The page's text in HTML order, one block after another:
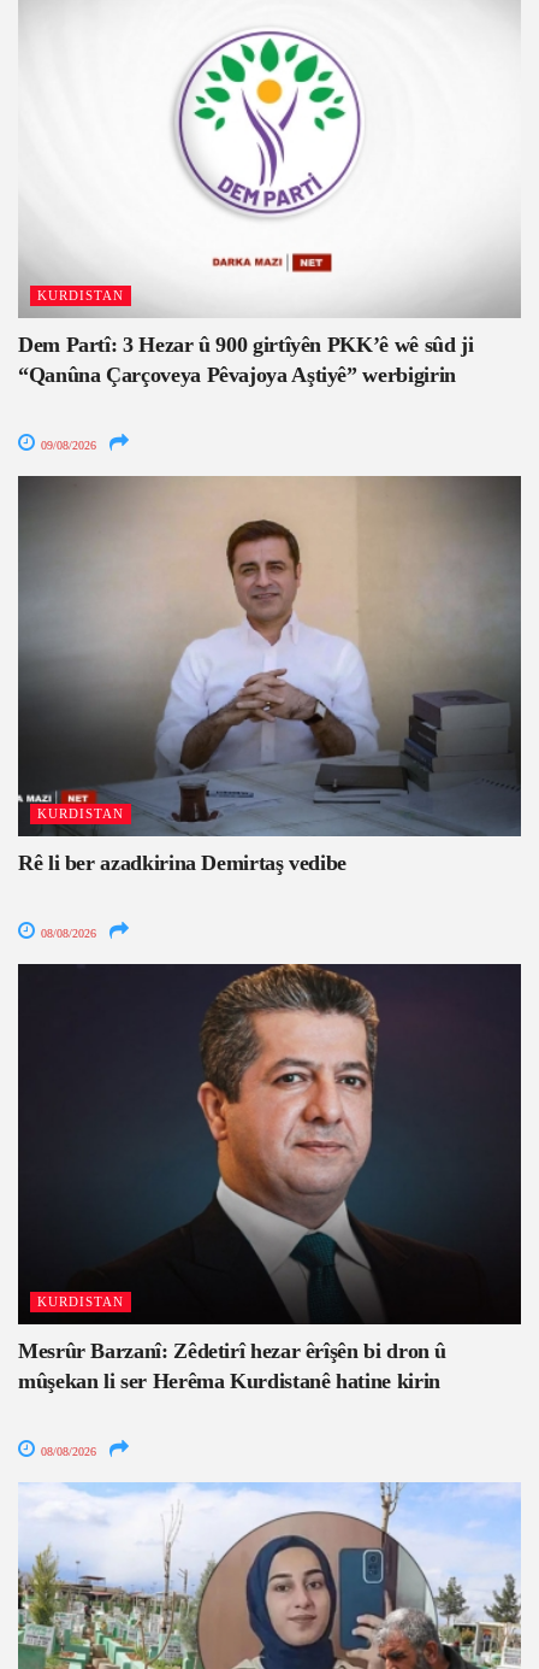
KURDISTAN
Dem Partî: 3 Hezar û 900 girtîyên PKK’ê wê sûd ji
“Qanûna Çarçoveya Pêvajoya Aştiyê” werbigirin
09/08/2026
KURDISTAN
Rê li ber azadkirina Demirtaş vedibe
08/08/2026
KURDISTAN
Mesrûr Barzanî: Zêdetirî hezar êrîşên bi dron û
mûşekan li ser Herêma Kurdistanê hatine kirin
08/08/2026